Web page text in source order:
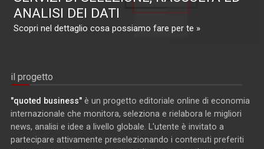
ANALISI DEI DATI
Scopri nel dettaglio cosa possiamo fare per te »
il progetto
"quoted business" è un progetto editoriale online di economia
internazionale che monitora, seleziona e rielabora le migliori
news, analisi e idee a livello globale. L'utente è invitato a
partecipare attivamente preselezionando i contenuti preferiti